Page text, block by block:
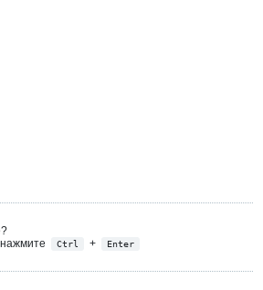
Ctrl + Enter